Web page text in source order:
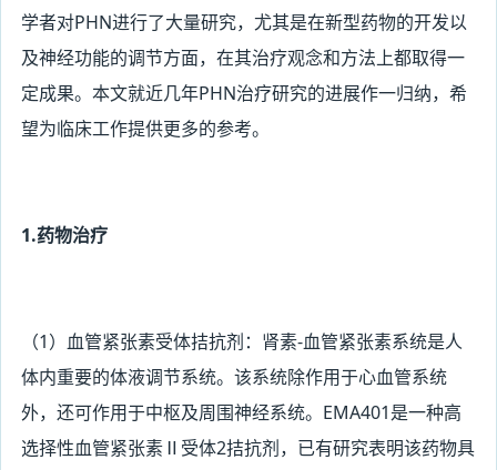
学者对PHN进行了大量研究，尤其是在新型药物的开发以
及神经功能的调节方面，在其治疗观念和方法上都取得一
定成果。本文就近几年PHN治疗研究的进展作一归纳，希
望为临床工作提供更多的参考。
1.药物治疗
（1）血管紧张素受体拮抗剂：肾素-血管紧张素系统是人
体内重要的体液调节系统。该系统除作用于心血管系统
外，还可作用于中枢及周围神经系统。EMA401是一种高
选择性血管紧张素Ⅱ受体2拮抗剂，已有研究表明该药物具